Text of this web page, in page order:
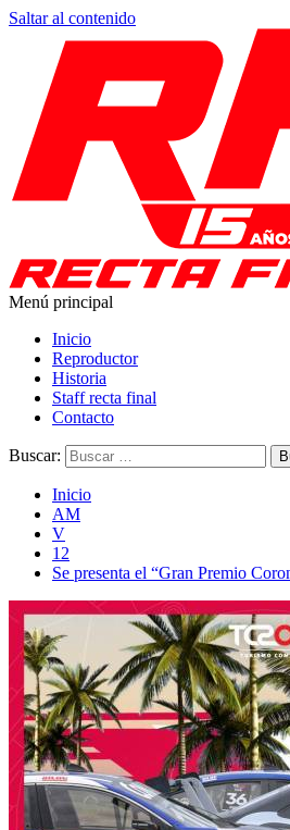
Saltar al contenido
Menú principal
Inicio
Reproductor
Historia
Staff recta final
Contacto
Buscar:
Inicio
AM
V
12
Se presenta el “Gran Premio